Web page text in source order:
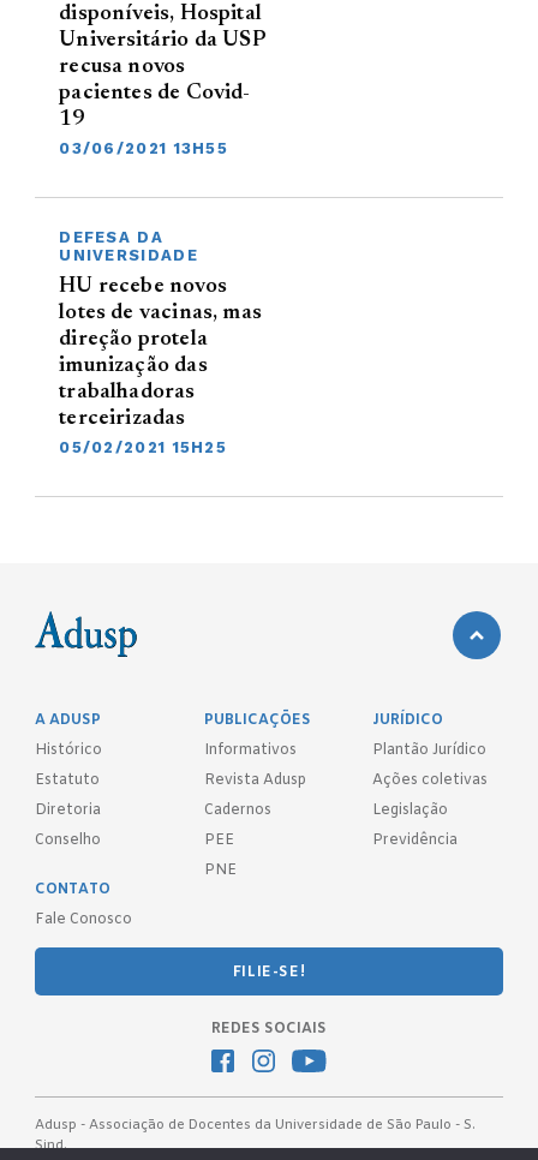
disponíveis, Hospital
Universitário da USP
recusa novos
pacientes de Covid-
19
03/06/2021 13H55
DEFESA DA
UNIVERSIDADE
HU recebe novos
lotes de vacinas, mas
direção protela
imunização das
trabalhadoras
terceirizadas
05/02/2021 15H25
A ADUSP
Histórico
Estatuto
Diretoria
Conselho
PUBLICAÇÕES
Informativos
Revista Adusp
Cadernos
PEE
PNE
JURÍDICO
Plantão Jurídico
Ações coletivas
Legislação
Previdência
CONTATO
Fale Conosco
FILIE-SE!
REDES SOCIAIS
Adusp - Associação de Docentes da Universidade de São Paulo - S.
Sind.